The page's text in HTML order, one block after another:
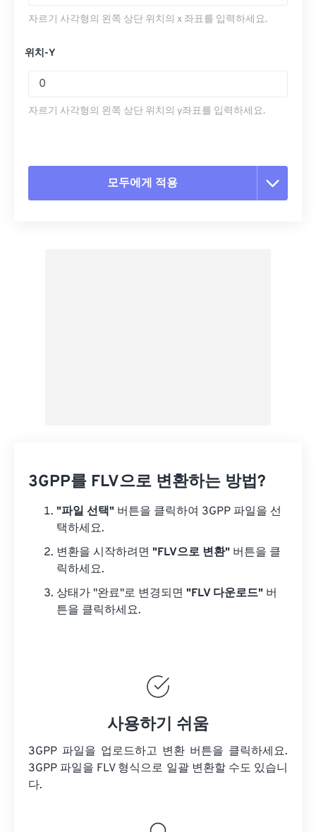
자르기 사각형의 왼쪽 상단 위치의 x 좌표를 입력하세요.
위치-Y
자르기 사각형의 왼쪽 상단 위치의 y좌표를 입력하세요.
모두에게 적용
3GPP를 FLV으로 변환하는 방법?
"파일 선택" 버튼을 클릭하여 3GPP 파일을 선
택하세요.
변환을 시작하려면 "FLV으로 변환" 버튼을 클
릭하세요.
상태가 "완료"로 변경되면 "FLV 다운로드" 버
튼을 클릭하세요.
사용하기 쉬움
3GPP 파일을 업로드하고 변환 버튼을 클릭하세요.
3GPP 파일을 FLV 형식으로 일괄 변환할 수도 있습니
다.